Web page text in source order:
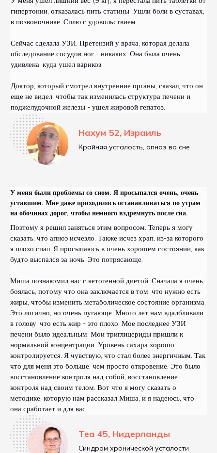
гипертонии, отказалась пить статины. Ушли боли в суставах,
в позвоночнике. Сплю с удовольствием.
Сейчас сделала УЗИ. Претензий у врача, которая делала
обследование сосудов ног - никаких. Она была очень
удивлена, куда ушел варикоз.
Доктор, который смотрел внутренние органы, сказал, что он
еще не видел, чтобы так изменилась структура печени и
поджелудочной железы - ушел жировой гепатоз.
Нахум 52, Израиль
Крайняя усталость, апноэ во сне
У меня были проблемы со сном. Я просыпался очень, очень
уставшим. Мне даже приходилось останавливаться по утрам
на обочинах дорог, чтобы немного вздремнуть после сна.
Поэтому я решил заняться этим вопросом. Теперь я могу
сказать, что апноэ исчезло. Также исчез храп, из-за которого
я плохо спал. Я просыпаюсь в очень хорошем состоянии, как
будто выспался за ночь. Это потрясающе.
Миша познакомил нас с кетогенной диетой. Сначала я очень
боялась, потому что она заключается в том, что нужно есть
жиры, чтобы изменить метаболическое состояние организма.
Это логично, но очень пугающе. Много лет нам вдалбливали
в голову, что есть жир - это плохо. Мое последнее УЗИ
печени было идеальным. Мои триглицериды пришли к
нормальной концентрации. Уровень сахара хорошо
контролируется. Я чувствую, что стал более энергичным. Так
что для меня это больше, чем просто откровение. Это было
восстановление контроля над собой, восстановление
контроля над своим телом. Вот что я могу сказать о
методике, которую нам рассказал Миша, и я надеюсь, что
она сработает и для вас.
Теа 45, Нидерланды
Синдром хронической усталости